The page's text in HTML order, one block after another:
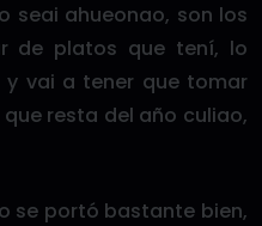
seai ahueonao, son los
de platos que tení, lo
vai a tener que tomar
resta del año culiao,
se portó bastante bien,